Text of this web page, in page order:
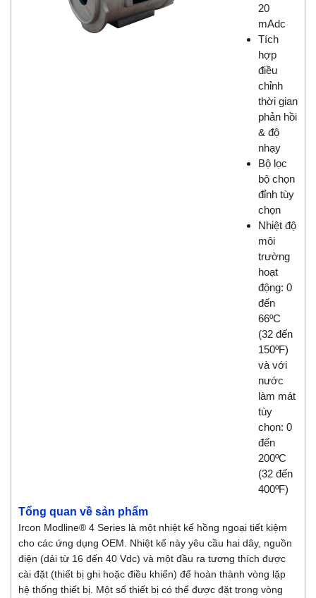
20
mAdc
Tích
hợp
điều
chỉnh
thời gian
phản hồi
& độ
nhạy
Bộ lọc
bộ chọn
đỉnh tùy
chọn
Nhiệt độ
môi
trường
hoạt
động: 0
đến
66ºC
(32 đến
150ºF)
và với
nước
làm mát
tùy
chọn: 0
đến
200ºC
(32 đến
400ºF)
Tổng quan về sản phẩm
Ircon Modline® 4 Series là một nhiệt kế hồng ngoại tiết kiệm
cho các ứng dụng OEM. Nhiệt kế này yêu cầu hai dây, nguồn
điện (dải từ 16 đến 40 Vdc) và một đầu ra tương thích được
cài đặt (thiết bị ghi hoặc điều khiển) để hoàn thành vòng lặp
hệ thống thiết bị. Một số thiết bị có thể được đặt trong vòng